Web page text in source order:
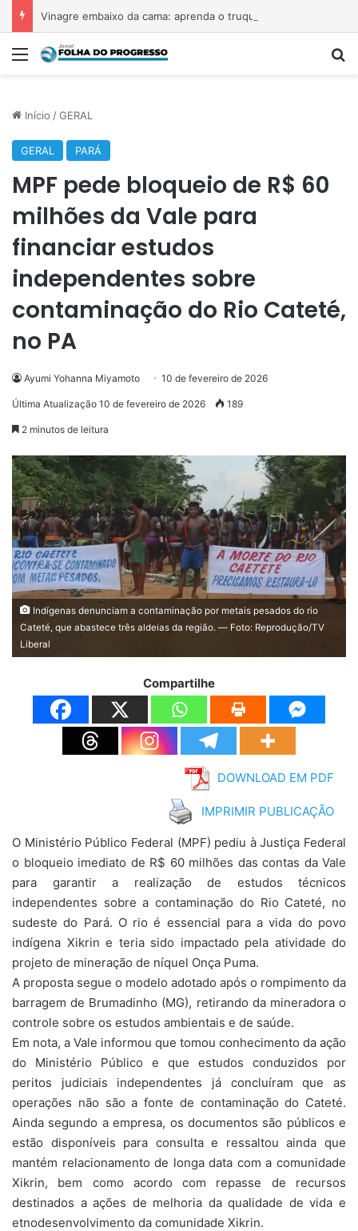
Vinagre embaixo da cama: aprenda o truque de limpeza
Menu
Início /GERAL
GERAL PARÁ
MPF pede bloqueio de R$ 60
milhões da Vale para
financiar estudos
independentes sobre
contaminação do Rio Cateté,
no PA
Ayumi Yohanna Miyamoto 10 de fevereiro de 2026
Última Atualização 10 de fevereiro de 2026 189
2 minutos de leitura
Indígenas denunciam a contaminação por metais pesados do rio
Cateté, que abastece três aldeias da região. — Foto: Reprodução/TV
Liberal
Compartilhe
DOWNLOAD EM PDF
IMPRIMIR PUBLICAÇÃO
O Ministério Público Federal (MPF) pediu à Justiça Federal
o bloqueio imediato de R$ 60 milhões das contas da Vale
para garantir a realização de estudos técnicos
independentes sobre a contaminação do Rio Cateté, no
sudeste do Pará. O rio é essencial para a vida do povo
indígena Xikrin e teria sido impactado pela atividade do
projeto de mineração de níquel Onça Puma.
A proposta segue o modelo adotado após o rompimento da
barragem de Brumadinho (MG), retirando da mineradora o
controle sobre os estudos ambientais e de saúde.
Em nota, a Vale informou que tomou conhecimento da ação
do Ministério Público e que estudos conduzidos por
peritos judiciais independentes já concluíram que as
operações não são a fonte de contaminação do Cateté.
Ainda segundo a empresa, os documentos são públicos e
estão disponíveis para consulta e ressaltou ainda que
mantém relacionamento de longa data com a comunidade
Xikrin, bem como acordo com repasse de recursos
destinados a ações de melhoria da qualidade de vida e
etnodesenvolvimento da comunidade Xikrin.